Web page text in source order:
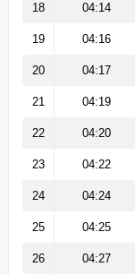
18 04:14
19 04:16
20 04:17
21 04:19
22 04:20
23 04:22
24 04:24
25 04:25
26 04:27